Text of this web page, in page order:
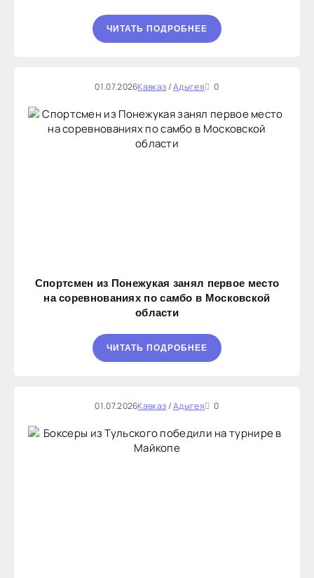
ЧИТАТЬ ПОДРОБНЕЕ
01.07.2026Кавказ/Адыгея 0
Спортсмен из Понежукая занял первое место
на соревнованиях по самбо в Московской
области
ЧИТАТЬ ПОДРОБНЕЕ
01.07.2026Кавказ/Адыгея 0